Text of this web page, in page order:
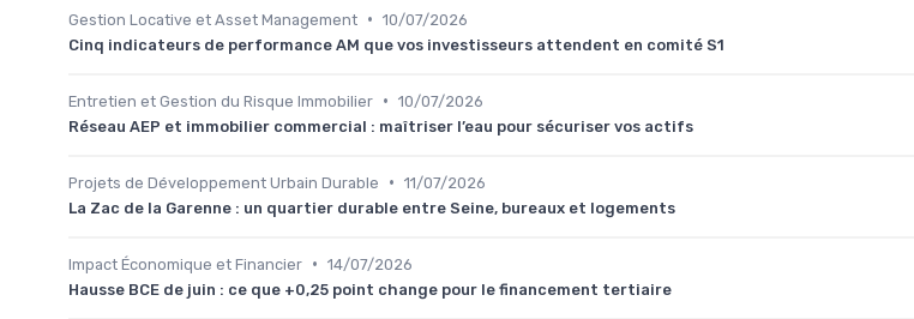
Gestion Locative et Asset Management • 10/07/2026
Cinq indicateurs de performance AM que vos investisseurs attendent en comité S1
Entretien et Gestion du Risque Immobilier • 10/07/2026
Réseau AEP et immobilier commercial : maîtriser l’eau pour sécuriser vos actifs
Projets de Développement Urbain Durable • 11/07/2026
La Zac de la Garenne : un quartier durable entre Seine, bureaux et logements
Impact Économique et Financier • 14/07/2026
Hausse BCE de juin : ce que +0,25 point change pour le financement tertiaire